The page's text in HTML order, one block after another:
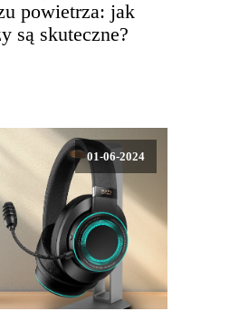
powietrza: jak
są skuteczne?
01-06-2024